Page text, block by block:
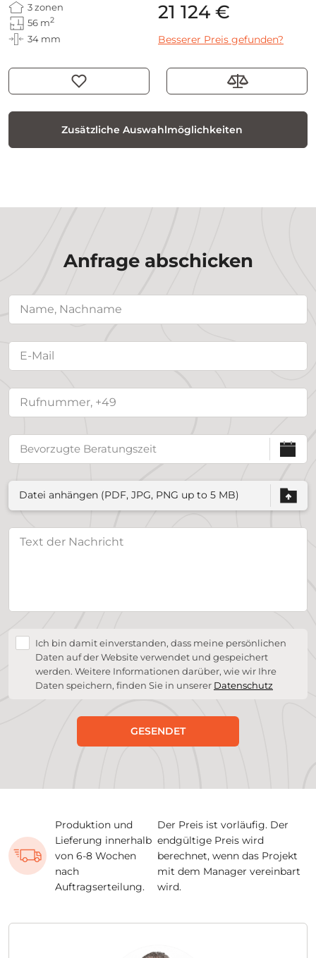
3 zonen
56 m2
34 mm
21 124 €
Besserer Preis gefunden?
Zusätzliche Auswahlmöglichkeiten
Anfrage abschicken
Datei anhängen (PDF, JPG, PNG up to 5 MB)
Ich bin damit einverstanden, dass meine persönlichen
Daten auf der Website verwendet und gespeichert
werden. Weitere Informationen darüber, wie wir Ihre
Daten speichern, finden Sie in unserer Datenschutz
GESENDET
Produktion und
Lieferung innerhalb
von 6-8 Wochen
nach
Auftragserteilung.
Der Preis ist vorläufig. Der
endgültige Preis wird
berechnet, wenn das Projekt
mit dem Manager vereinbart
wird.